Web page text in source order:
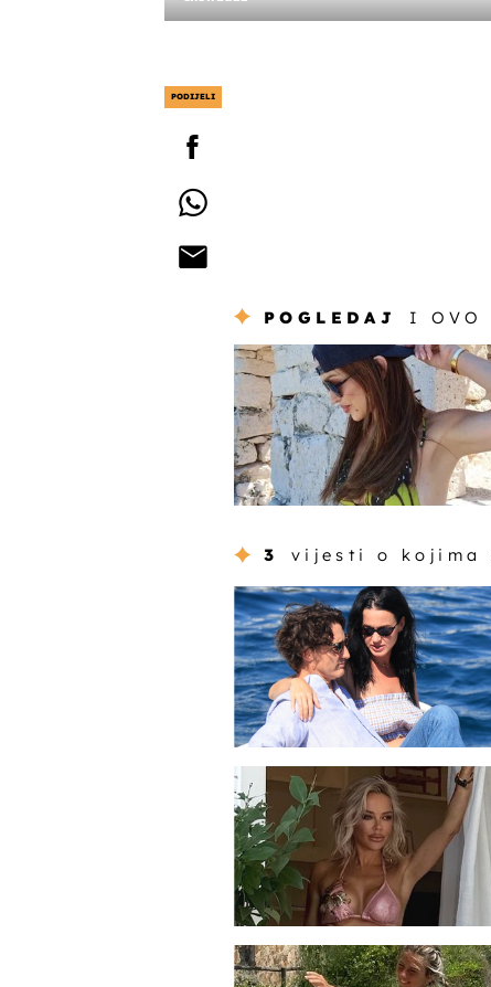
PODIJELI
POGLEDAJ I OVO
3 vijesti o kojima